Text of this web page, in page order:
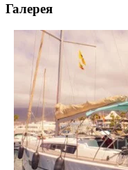
Галерея